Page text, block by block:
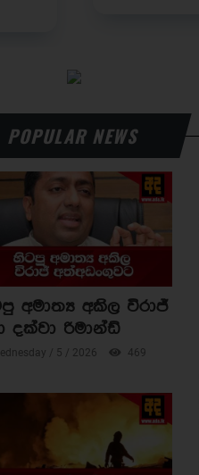
POPULAR NEWS
අමාත්‍ය අකිල විරාජ්
දක්වා රිමාන්ඩ්
/ 5 / 2026 469